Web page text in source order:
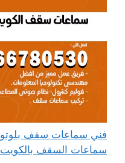
سماعات السقف بالكويت